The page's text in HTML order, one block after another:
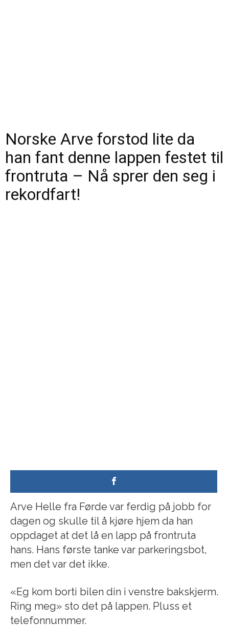
Norske Arve forstod lite da
han fant denne lappen festet til
frontruta – Nå sprer den seg i
rekordfart!
Arve Helle fra Førde var ferdig på jobb for
dagen og skulle til å kjøre hjem da han
oppdaget at det lå en lapp på frontruta
hans. Hans første tanke var parkeringsbot,
men det var det ikke.
«Eg kom borti bilen din i venstre bakskjerm.
Ring meg» sto det på lappen. Pluss et
telefonnummer.